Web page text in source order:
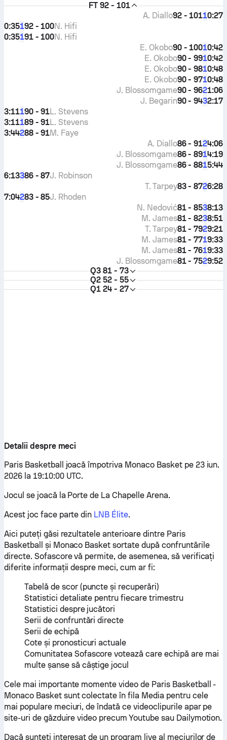
FT 92 - 101
0:27
1
92 - 101
A. Diallo
0:35192 - 100N. Hifi
0:35191 - 100N. Hifi
0:42
1
90 - 100
E. Okobo
0:42
1
90 - 99
E. Okobo
0:48
1
90 - 98
E. Okobo
0:48
1
90 - 97
E. Okobo
1:06
2
90 - 96
J. Blossomgame
2:17
3
90 - 94
J. Begarin
3:11190 - 91L. Stevens
3:11189 - 91L. Stevens
3:44288 - 91M. Faye
4:06
2
86 - 91
A. Diallo
4:19
1
86 - 89
J. Blossomgame
5:44
1
86 - 88
J. Blossomgame
6:13386 - 87J. Robinson
6:28
2
83 - 87
T. Tarpey
7:04283 - 85J. Rhoden
8:13
3
81 - 85
N. Nedović
8:51
3
81 - 82
M. James
9:21
2
81 - 79
T. Tarpey
9:33
1
81 - 77
M. James
9:33
1
81 - 76
M. James
9:52
2
81 - 75
J. Blossomgame
Q3 81 - 73
Q2 52 - 55
Q1 24 - 27
Detalii despre meci
Paris Basketball joacă împotriva Monaco Basket pe 23 iun.
2026 la 19:10:00 UTC.
Jocul se joacă la Porte de La Chapelle Arena.
Acest joc face parte din LNB Élite.
Aici puteți găsi rezultatele anterioare dintre Paris
Basketball și Monaco Basket sortate după confruntările
directe. Sofascore vă permite, de asemenea, să verificați
diferite informații despre meci, cum ar fi:
Tabelă de scor (puncte și recuperări)
Statistici detaliate pentru fiecare trimestru
Statistici despre jucători
Serii de confruntări directe
Serii de echipă
Cote și pronosticuri actuale
Comunitatea Sofascore votează care echipă are mai
multe șanse să câștige jocul
Cele mai importante momente video de Paris Basketball -
Monaco Basket sunt colectate în fila Media pentru cele
mai populare meciuri, de îndată ce videoclipurile apar pe
site-uri de găzduire video precum Youtube sau Dailymotion.
Dacă sunteți interesat de un program live al meciurilor de